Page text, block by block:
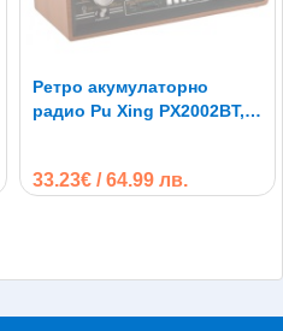
Ретро акумулаторно
радио Pu Xing PX2002BT,
33.23€ / 64.99 лв.